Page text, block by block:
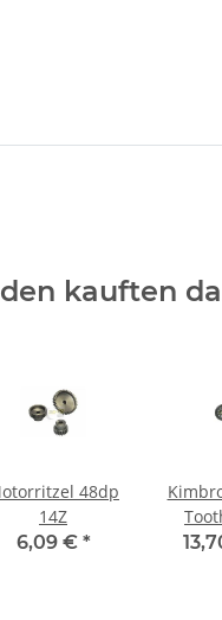
kauften
48dp
14Z
6,09 € *